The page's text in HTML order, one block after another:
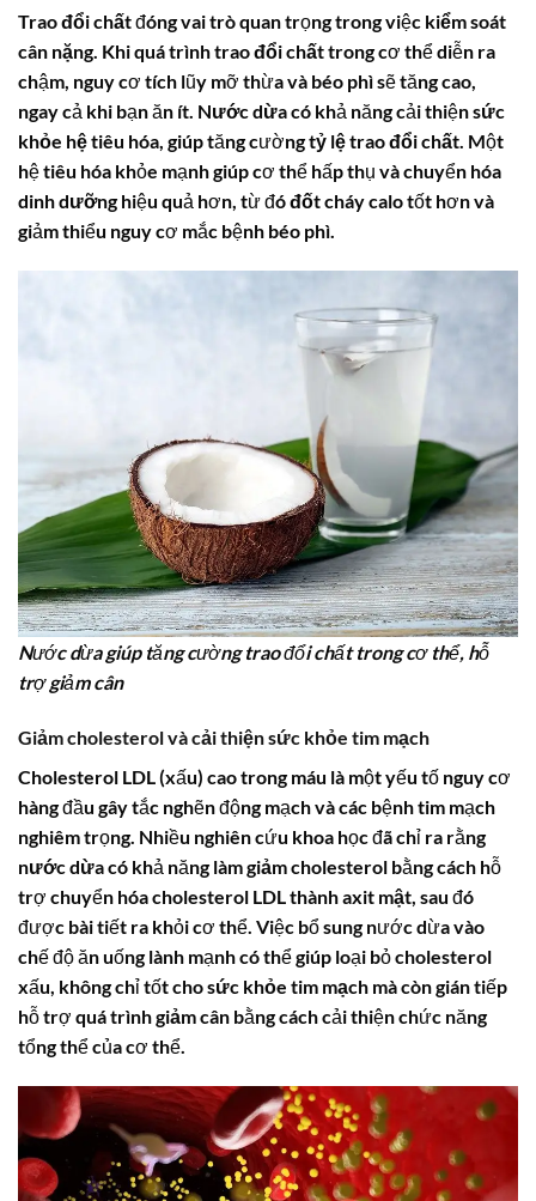
Trao đổi chấtđóng vai trò quan trọng trong việc kiểm soát
cân nặng. Khiquá trình trao đổi chấttrong cơ thể diễn ra
chậm, nguy cơ tích lũy mỡ thừa và béo phì sẽ tăng cao,
ngay cả khi bạn ăn ít. Nước dừacó khả năng cải thiệnsức
khỏe hệ tiêu hóa, giúp tăng cườngtỷ lệ trao đổi chất. Một
hệ tiêu hóa khỏe mạnh giúp cơ thể hấp thụ và chuyển hóa
dinh dưỡnghiệu quả hơn, từ đóđốt cháy calotốt hơn và
giảm thiểu nguy cơ mắc bệnh béo phì.
Nước dừa giúp tăng cường trao đổi chất trong cơ thể, hỗ
trợ giảm cân
Giảm cholesterolvà cải thiệnsức khỏe tim mạch
Cholesterol LDL (xấu) cao trong máu là một yếu tố nguy cơ
hàng đầu gây tắc nghẽn động mạch và các bệnh tim mạch
nghiêm trọng. Nhiều nghiên cứu khoa học đã chỉ ra rằng
nước dừacó khả năng làmgiảm cholesterol bằng cách hỗ
trợ chuyển hóa cholesterol LDL thànhaxit mật, sau đó
được bài tiết ra khỏi cơ thể. Việc bổ sung nước dừa vào
chế độ ăn uống lành mạnh có thể giúp loại bỏ cholesterol
xấu, không chỉ tốt chosức khỏe tim mạch mà còn gián tiếp
hỗ trợ quá trìnhgiảm cân bằng cách cải thiện chức năng
tổng thể của cơ thể.